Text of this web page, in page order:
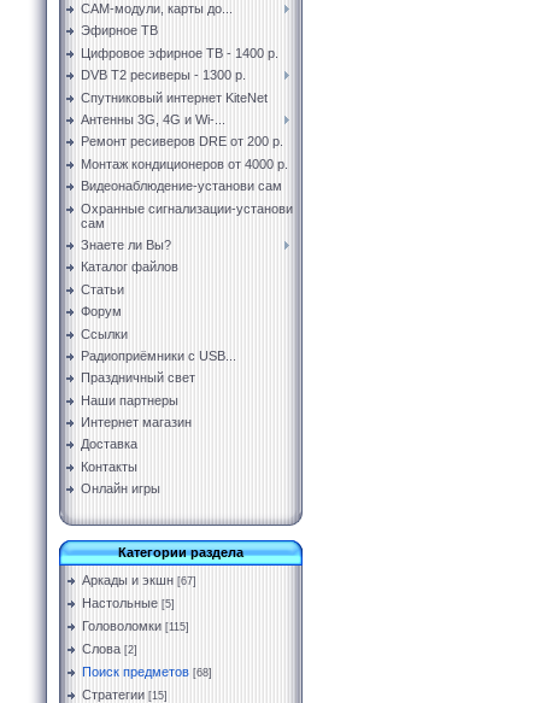
CAM-модули, карты до...
Эфирное ТВ
Цифровое эфирное ТВ - 1400 р.
DVB T2 ресиверы - 1300 р.
Спутниковый интернет KiteNet
Антенны 3G, 4G и Wi-...
Ремонт ресиверов DRE от 200 р.
Монтаж кондиционеров от 4000 р.
Видеонаблюдение-установи сам
Охранные сигнализации-установи
сам
Знаете ли Вы?
Каталог файлов
Статьи
Форум
Ссылки
Радиоприёмники с USB...
Праздничный свет
Наши партнеры
Интернет магазин
Доставка
Контакты
Онлайн игры
Категории раздела
Аркады и экшн [67]
Настольные [5]
Головоломки [115]
Слова [2]
Поиск предметов [68]
Стратегии [15]